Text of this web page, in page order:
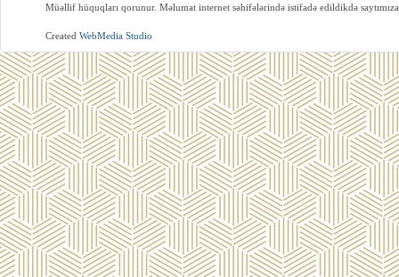
Müəllif hüquqları qorunur. Məlumat internet səhifələrində istifadə edildikdə
Created WebMedia Studio